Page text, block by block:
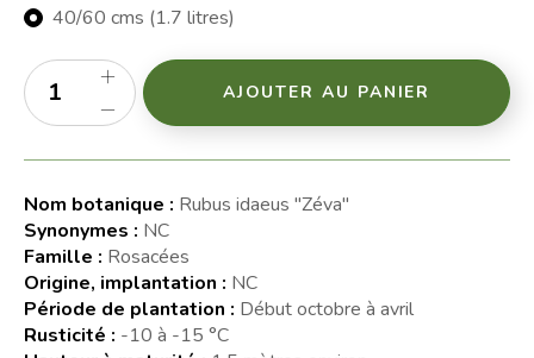
40/60 cms (1.7 litres)
AJOUTER AU PANIER
Nom botanique : Rubus idaeus "Zéva"
Synonymes : NC
Famille : Rosacées
Origine, implantation : NC
Période de plantation : Début octobre à avril
Rusticité : -10 à -15 °C